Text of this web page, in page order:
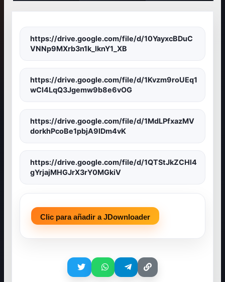
https://drive.google.com/file/d/10YayxcBDuC
VNNp9MXrb3n1k_lknY1_XB
https://drive.google.com/file/d/1Kvzm9roUEq1
wCl4LqQ3Jgemw9b8e6vOG
https://drive.google.com/file/d/1MdLPfxazMV
dorkhPcoBe1pbjA9lDm4vK
https://drive.google.com/file/d/1QTStJkZCHl4
gYrjajMHGJrX3rY0MGkiV